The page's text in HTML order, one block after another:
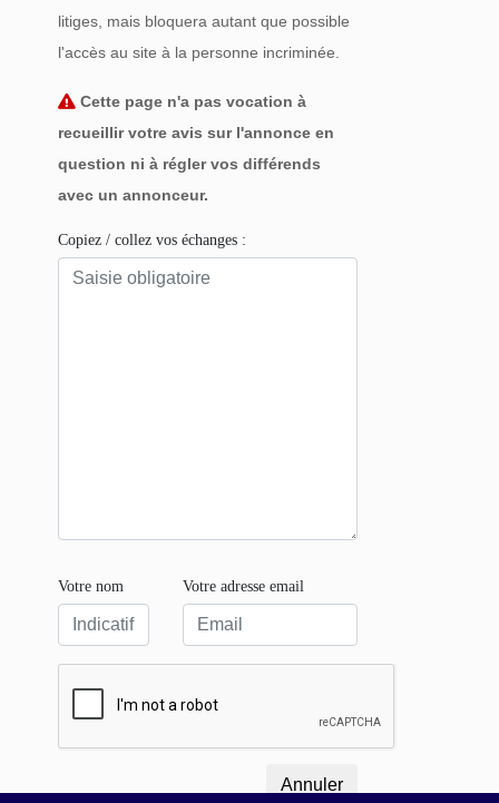
litiges, mais bloquera autant que possible
l'accès au site à la personne incriminée.
Cette page n'a pas vocation à
recueillir votre avis sur l'annonce en
question ni à régler vos différends
avec un annonceur.
Copiez / collez vos échanges :
Votre nom Votre adresse email